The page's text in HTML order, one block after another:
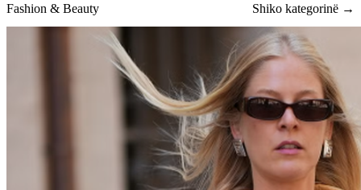
Fashion & Beauty Shiko kategorinë →